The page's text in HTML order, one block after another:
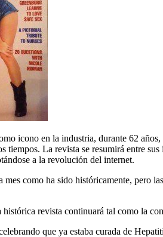
icono en la industria, durante 62
tiempos. La revista se resumirá entre
a la revolución del internet.
como ha sido históricamente, pero
revista continuará tal como la
que ya estaba curada de